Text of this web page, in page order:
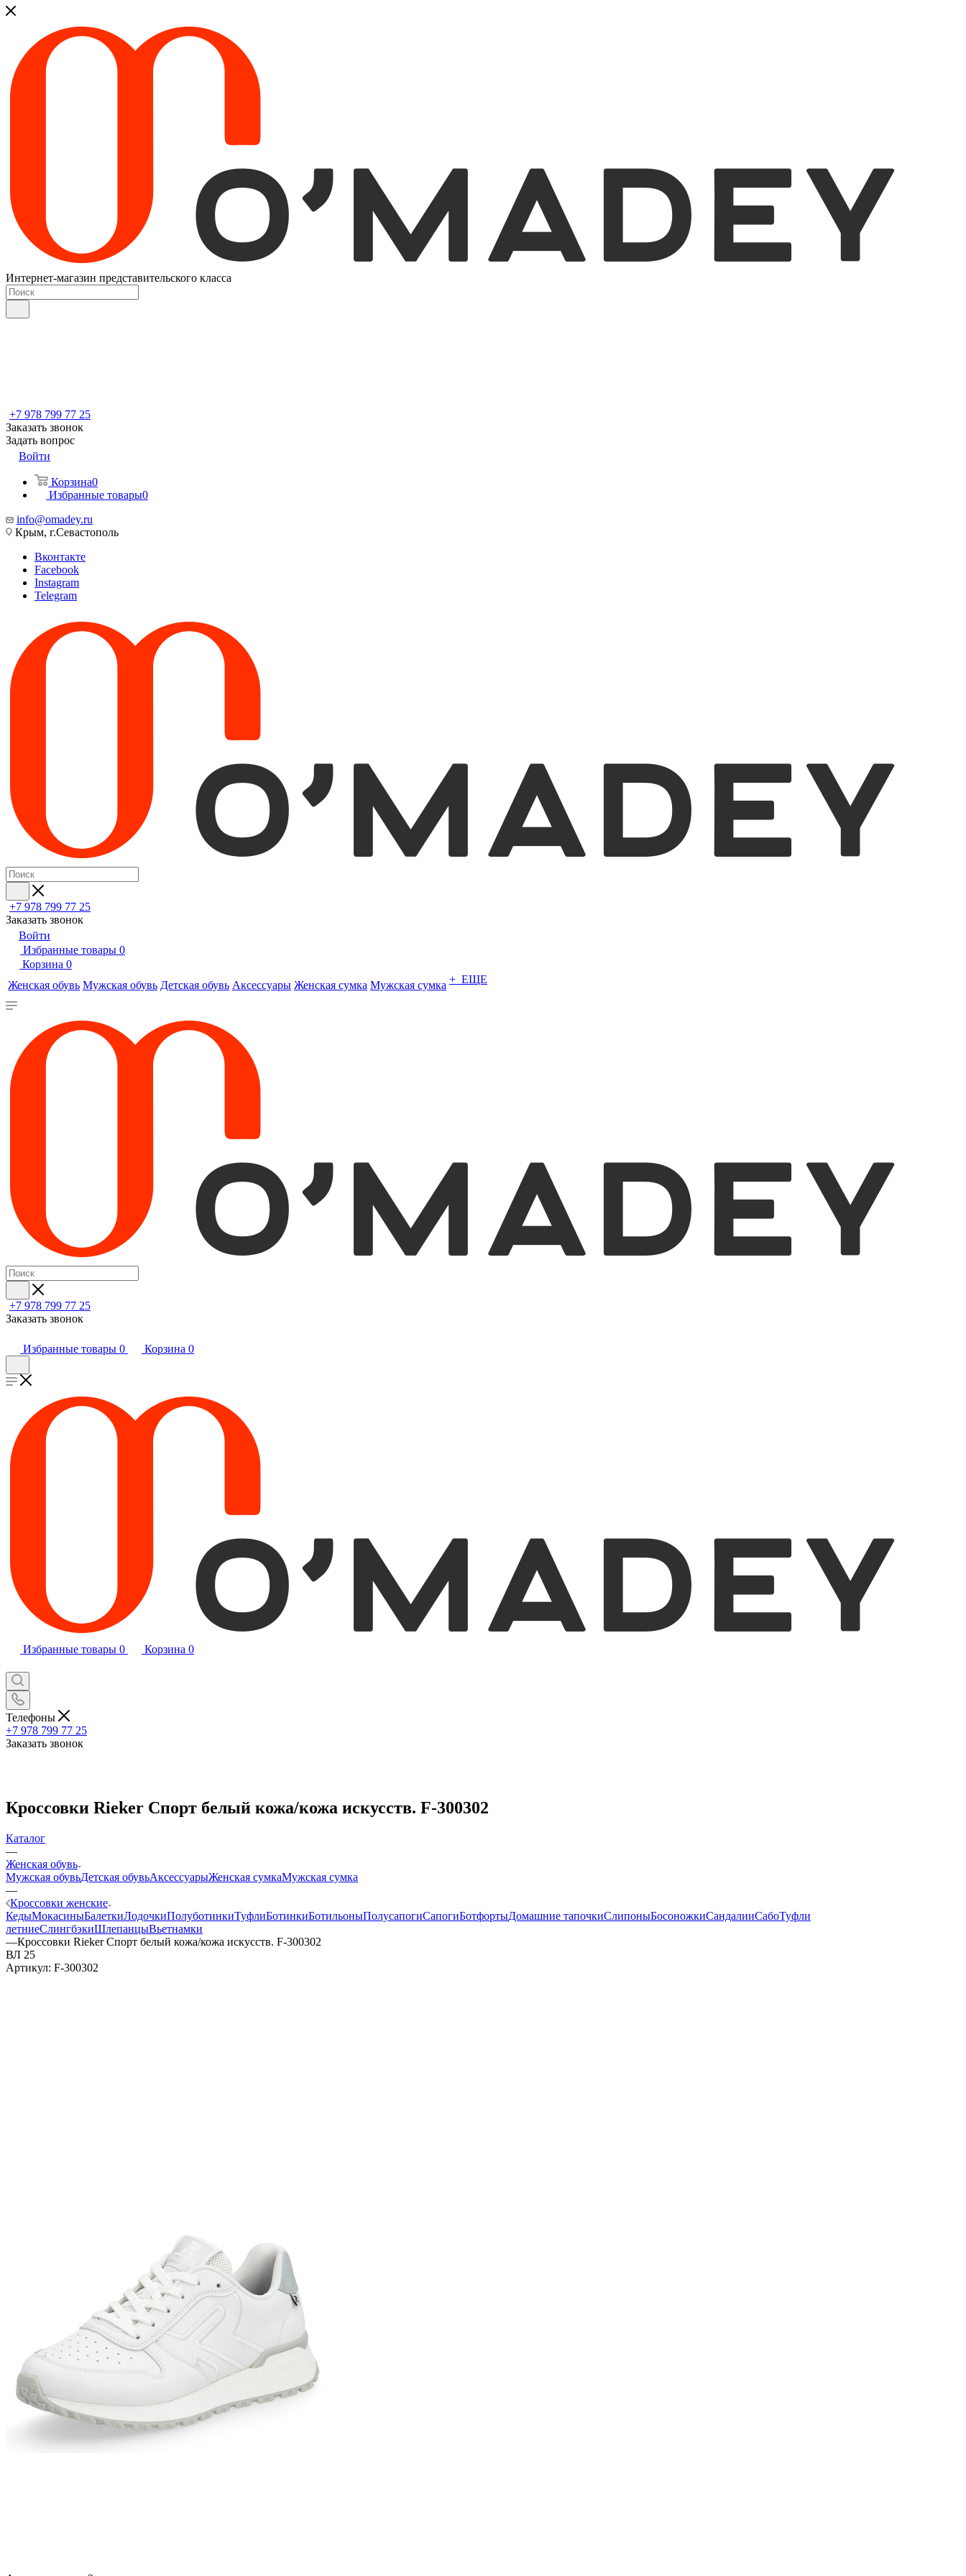
Интернет-магазин представительского класса
+7 978 799 77 25
Заказать звонок
Задать вопрос
Войти
Корзина0
Избранные товары0
info@omadey.ru
Крым, г.Севастополь
Вконтакте
Facebook
Instagram
Telegram
+7 978 799 77 25
Заказать звонок
Войти
Избранные товары 0
Корзина 0
Женская обувь Мужская обувь Детская обувь Аксессуары Женская сумка Мужская сумка + ЕЩЕ
+7 978 799 77 25
Заказать звонок
Избранные товары 0 Корзина 0
Избранные товары 0 Корзина 0
Телефоны
+7 978 799 77 25
Заказать звонок
Кроссовки Rieker Спорт белый кожа/кожа искусств. F-300302
Каталог
—
Женская обувь
Мужская обувьДетская обувьАксессуарыЖенская сумкаМужская сумка
—
Кроссовки женские
КедыМокасиныБалеткиЛодочкиПолуботинкиТуфлиБотинкиБотильоныПолусапогиСапогиБотфортыДомашние тапочкиСлипоныБосоножкиСандалииСабоТуфли
летниеСлингбэкиШлепанцыВьетнамки
—Кроссовки Rieker Спорт белый кожа/кожа искусств. F-300302
ВЛ 25
Артикул: F-300302